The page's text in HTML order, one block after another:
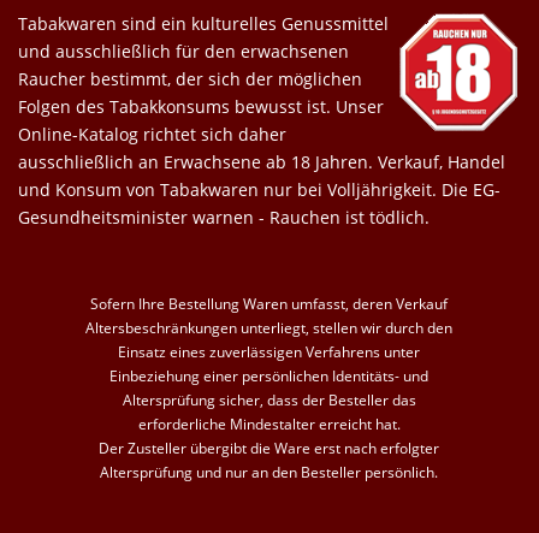
Tabakwaren sind ein kulturelles Genussmittel
und ausschließlich für den erwachsenen
Raucher bestimmt, der sich der möglichen
Folgen des Tabakkonsums bewusst ist. Unser
Online-Katalog richtet sich daher
ausschließlich an Erwachsene ab 18 Jahren. Verkauf, Handel
und Konsum von Tabakwaren nur bei Volljährigkeit. Die EG-
Gesundheitsminister warnen - Rauchen ist tödlich.
Sofern Ihre Bestellung Waren umfasst, deren Verkauf
Altersbeschränkungen unterliegt, stellen wir durch den
Einsatz eines zuverlässigen Verfahrens unter
Einbeziehung einer persönlichen Identitäts- und
Altersprüfung sicher, dass der Besteller das
erforderliche Mindestalter erreicht hat.
Der Zusteller übergibt die Ware erst nach erfolgter
Altersprüfung und nur an den Besteller persönlich.